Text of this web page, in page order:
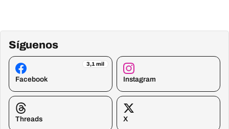
Síguenos
3,1 mil
Facebook Instagram
Threads X